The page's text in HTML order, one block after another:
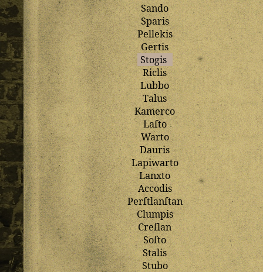
Sando
Sparis
Pellekis
Gertis
Stogis
Riclis
Lubbo
Talus
Kamerco
Laſto
Warto
Dauris
Lapiwarto
Lanxto
Accodis
Perſtlanſtan
Clumpis
Creſlan
Soſto
Stalis
Stubo